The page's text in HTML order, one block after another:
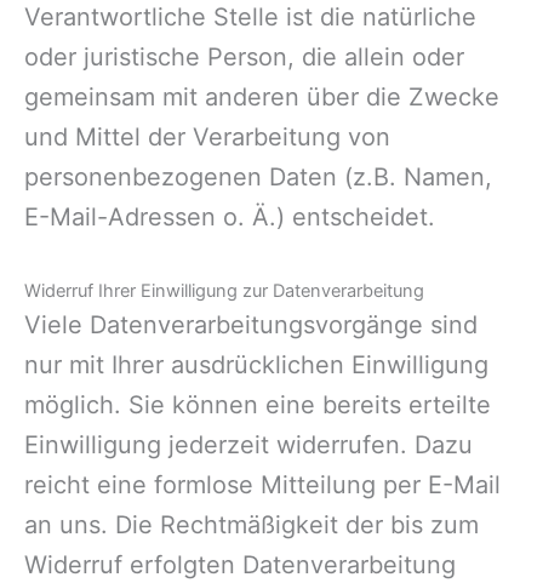
Verantwortliche Stelle ist die natürliche
oder juristische Person, die allein oder
gemeinsam mit anderen über die Zwecke
und Mittel der Verarbeitung von
personenbezogenen Daten (z.B. Namen,
E-Mail-Adressen o. Ä.) entscheidet.
Widerruf Ihrer Einwilligung zur Datenverarbeitung
Viele Datenverarbeitungsvorgänge sind
nur mit Ihrer ausdrücklichen Einwilligung
möglich. Sie können eine bereits erteilte
Einwilligung jederzeit widerrufen. Dazu
reicht eine formlose Mitteilung per E-Mail
an uns. Die Rechtmäßigkeit der bis zum
Widerruf erfolgten Datenverarbeitung